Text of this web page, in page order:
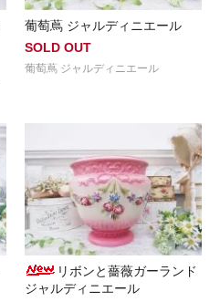
葡萄蔦 ジャルディニエール
SOLD OUT
葡萄蔦 ジャルディニエール
リボンと薔薇ガーランド
ジャルディニエール